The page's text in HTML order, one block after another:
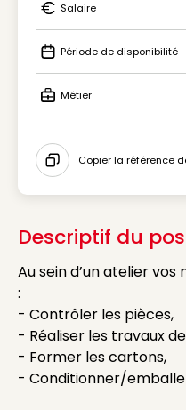
Icon Salaire
Salaire
Icon Période de
Période de disponibilité
Métier
Icon copy to
Copier la référence
Descriptif du
Au sein d’un atelier
:
- Contrôler les pièces,
- Réaliser les travaux
- Former les cartons,
- Conditionner/